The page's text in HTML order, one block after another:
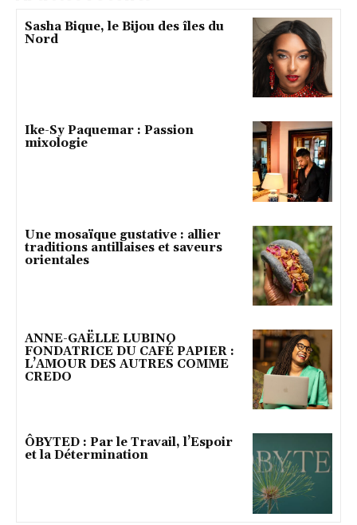
Sasha Bique, le Bijou des îles du
Nord
Ike-Sy Paquemar : Passion
mixologie
Une mosaïque gustative : allier
traditions antillaises et saveurs
orientales
ANNE-GAËLLE LUBINO
FONDATRICE DU CAFÉ PAPIER :
L’AMOUR DES AUTRES COMME
CREDO
ÔBYTED : Par le Travail, l’Espoir
et la Détermination